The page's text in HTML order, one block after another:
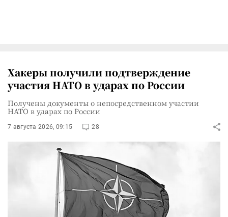
Хакеры получили подтверждение
участия НАТО в ударах по России
Получены документы о непосредственном участии
НАТО в ударах по России
7 августа 2026, 09:15 28